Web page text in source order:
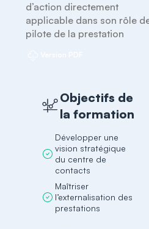
d’action directement
applicable dans son rôle
pilote de la prestation
Objectifs de
la formation
Développer une
vision stratégique
du centre de
contacts
Maîtriser
l’externalisation des
prestations